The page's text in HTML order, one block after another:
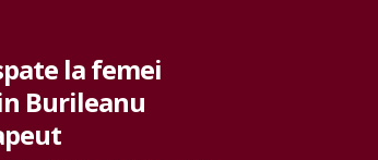
la femei
Burileanu